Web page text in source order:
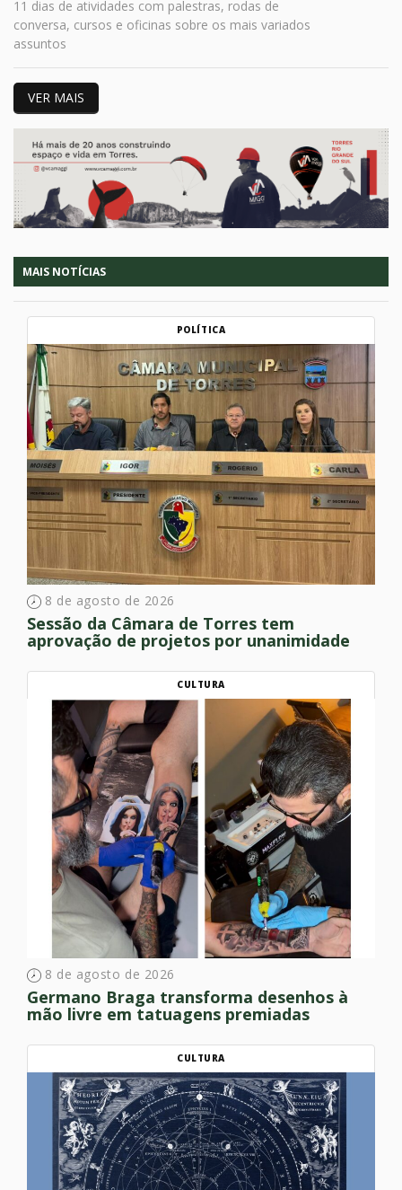
11 dias de atividades com palestras, rodas de
conversa, cursos e oficinas sobre os mais variados
assuntos
VER MAIS
MAIS NOTÍCIAS
POLÍTICA
8 de agosto de 2026
Sessão da Câmara de Torres tem
aprovação de projetos por unanimidade
CULTURA
8 de agosto de 2026
Germano Braga transforma desenhos à
mão livre em tatuagens premiadas
CULTURA